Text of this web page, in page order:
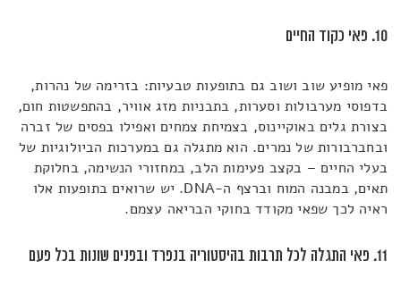
10. פאי כקוד החיים
פאי מופיע שוב ושוב גם בתופעות טבעיות: בזרימה של נהרות,
בדפוסי מערבולות וסערות, בתבניות מזג אוויר, בהתפשטות חום,
בצורת גלים באוקיינוס, בצמיחת צמחים ואפילו בפסים של זברה
ובחברבורות של נמרים. הוא מתגלה גם במערכות הביולוגיות של
בעלי החיים – בקצב פעימות הלב, במחזורי הנשימה, בחלוקת
תאים, במבנה המוח וברצף ה-DNA. יש שרואים בתופעות אלו
ראיה לכך שפאי מקודד בחוקי הבריאה עצמם.
11. פאי התגלה לכל תרבות בהיסטוריה בנפרד ובפנים שונות בכל פעם